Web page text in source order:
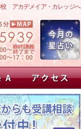
校 アカデメイア・カレッジへ